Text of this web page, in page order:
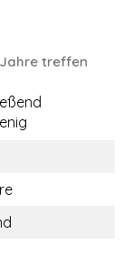
treffen